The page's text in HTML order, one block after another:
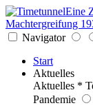
Eine
Machtergreifung
Navigator
Start
Aktuelles
Aktuelles *
Pandemie